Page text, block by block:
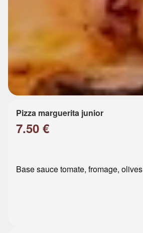
Pizza marguerita junior
7.50 €
Base sauce tomate, fromage, olives